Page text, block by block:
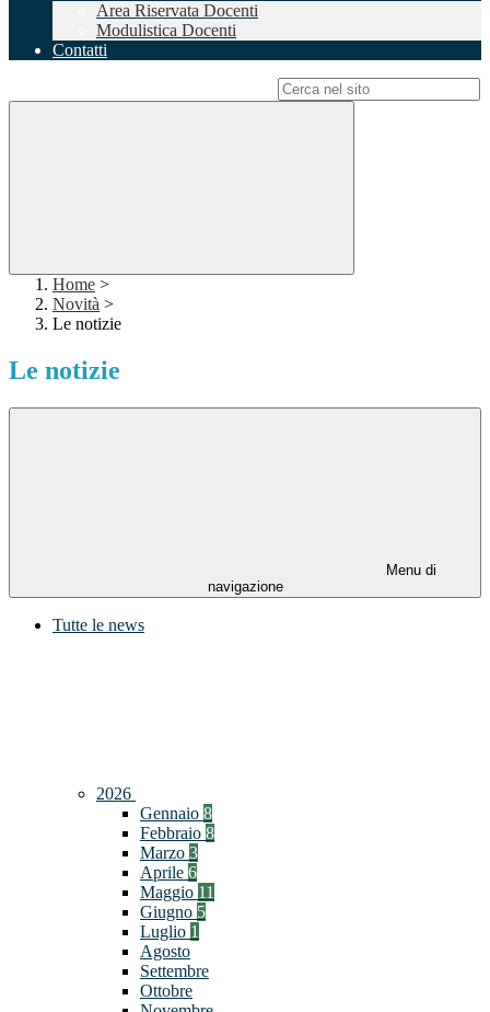
Area Riservata Docenti
Modulistica Docenti
Contatti
Home >
Novità >
Le notizie
Le notizie
Menu di
navigazione
Tutte le news
2026
Gennaio 8
Febbraio 8
Marzo 3
Aprile 6
Maggio 11
Giugno 5
Luglio 1
Agosto
Settembre
Ottobre